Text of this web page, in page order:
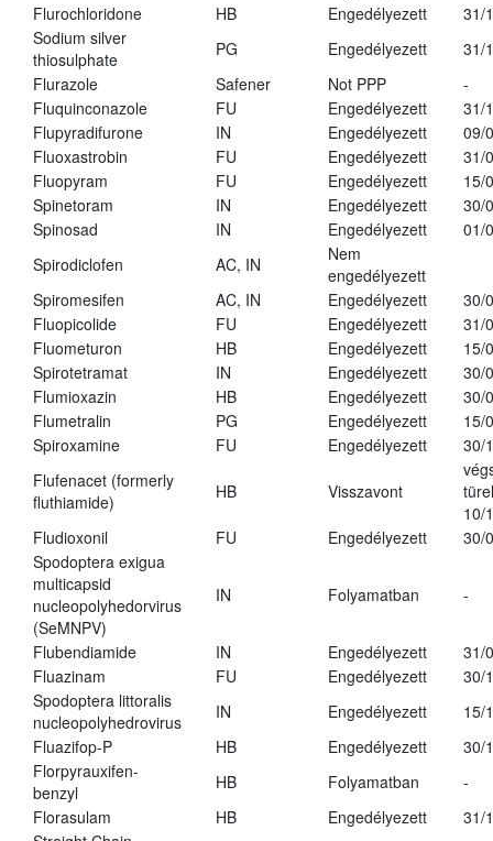
Flurochloridone
HB Engedélyezett
31/
Sodium silver
thiosulphate
PG Engedélyezett
31/
Flurazole
Safener Not PPP
-
Fluquinconazole
FU Engedélyezett
31/
Flupyradifurone
IN Engedélyezett
09/
Fluoxastrobin
FU Engedélyezett
31/
Fluopyram
FU Engedélyezett
15/
Spinetoram
IN Engedélyezett
30/
Spinosad
IN Engedélyezett
01/
Spirodiclofen
AC, IN
Nem
engedélyezett
Spiromesifen
AC, IN Engedélyezett
30/
Fluopicolide
FU Engedélyezett
31/
Fluometuron
HB Engedélyezett
15/
Spirotetramat
IN Engedélyezett
30/
Flumioxazin
HB Engedélyezett
30/
Flumetralin
PG Engedélyezett
15/
Spiroxamine
FU Engedélyezett
30/
Flufenacet (formerly
fluthiamide)
HB Visszavont
10/
Fludioxonil
FU Engedélyezett
30/
Spodoptera exigua
multicapsid
nucleopolyhedorvirus
(SeMNPV)
IN Folyamatban -
Flubendiamide IN Engedélyezett
31/
Fluazinam
FU Engedélyezett
30/
Spodoptera littoralis
nucleopolyhedrovirus
IN Engedélyezett
15/
Fluazifop-P
HB Engedélyezett
30/
Florpyrauxifen-
benzyl
HB Folyamatban
-
Florasulam
HB Engedélyezett
31/